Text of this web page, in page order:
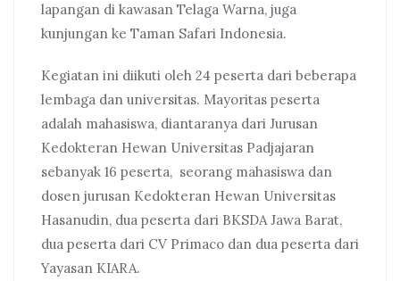
lapangan di kawasan Telaga Warna, juga
kunjungan ke Taman Safari Indonesia.
Kegiatan ini diikuti oleh 24 peserta dari beberapa
lembaga dan universitas. Mayoritas peserta
adalah mahasiswa, diantaranya dari Jurusan
Kedokteran Hewan Universitas Padjajaran
sebanyak 16 peserta, seorang mahasiswa dan
dosen jurusan Kedokteran Hewan Universitas
Hasanudin, dua peserta dari BKSDA Jawa Barat,
dua peserta dari CV Primaco dan dua peserta dari
Yayasan KIARA.